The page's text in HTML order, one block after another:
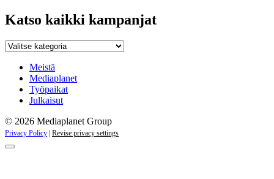
Katso kaikki kampanjat
Katso
kampanjat
Meistä
Mediaplanet
Työpaikat
Julkaisut
© 2026 Mediaplanet Group
Privacy Policy Revise privacy settings